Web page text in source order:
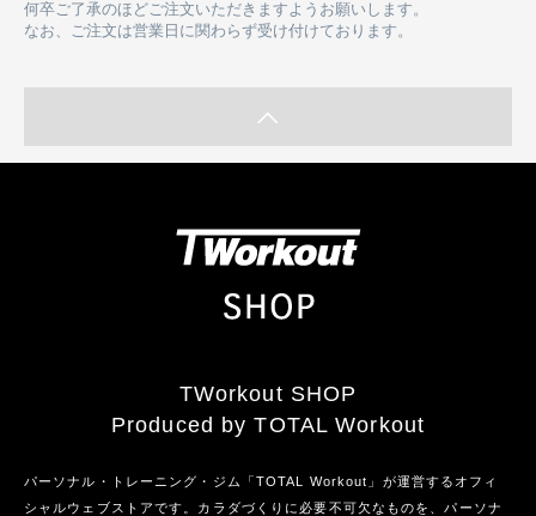
何卒ご了承のほどご注文いただきますようお願いします。
なお、ご注文は営業日に関わらず受け付けております。
TWorkout SHOP
Produced by TOTAL Workout
パーソナル・トレーニング・ジム「TOTAL Workout」が運営するオフィ
シャルウェブストアです。カラダづくりに必要不可欠なものを、パーソナ